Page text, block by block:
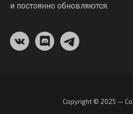
и постоянно обновляются.
Copyright © 2025 —